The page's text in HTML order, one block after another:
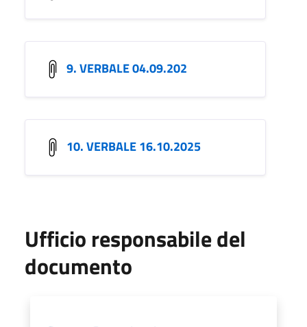
9. VERBALE 04.09.202
10. VERBALE 16.10.2025
Ufficio responsabile del
documento